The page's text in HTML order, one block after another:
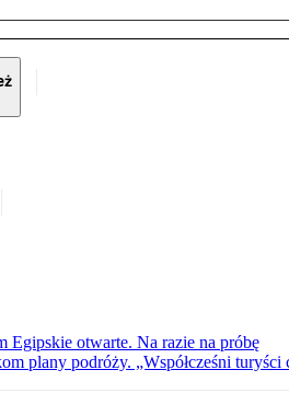
Egipskie otwarte. Na razie na próbę
plany podróży. „Współcześni